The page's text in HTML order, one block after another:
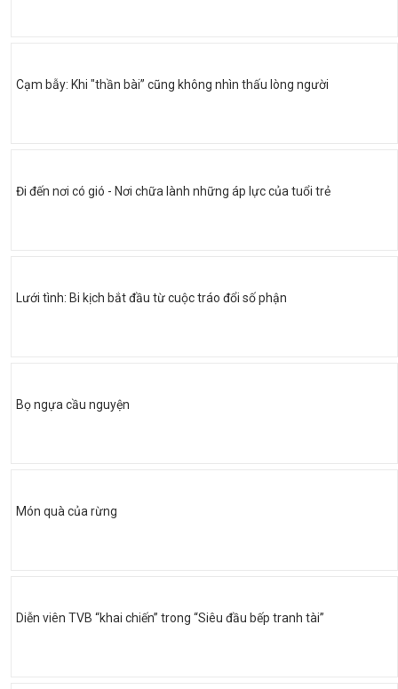
Cạm bẫy: Khi "thần bài” cũng không nhìn thấu lòng người
Đi đến nơi có gió - Nơi chữa lành những áp lực của tuổi trẻ
Lưới tình: Bi kịch bắt đầu từ cuộc tráo đổi số phận
Bọ ngựa cầu nguyện
Món quà của rừng
Diễn viên TVB “khai chiến” trong “Siêu đầu bếp tranh tài”